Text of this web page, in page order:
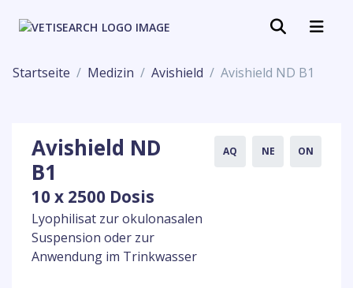
Startseite Medizin Avishield Avishield ND B1
Avishield ND
B1
10 x 2500 Dosis
Lyophilisat zur okulonasalen
Suspension oder zur
Anwendung im Trinkwasser
AQ NE ON